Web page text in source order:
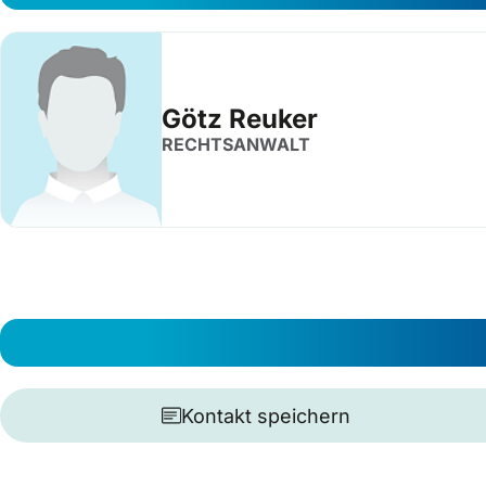
Götz Reuker
RECHTSANWALT
Kontakt speichern